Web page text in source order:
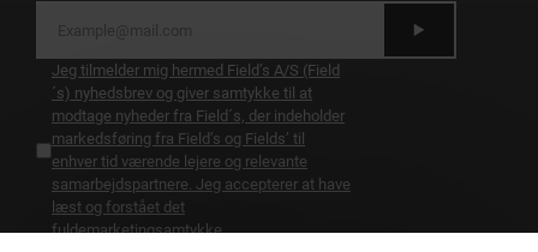
Jeg tilmelder mig hermed Field’s A/S (Field
´s) nyhedsbrev og giver samtykke til at
modtage nyheder fra Field´s, der indeholder
markedsføring fra Field’s og Fields’ til
enhver tid værende lejere og relevante
samarbejdspartnere. Jeg accepterer at have
læst og forstået det
fuldemarketingsamtykke